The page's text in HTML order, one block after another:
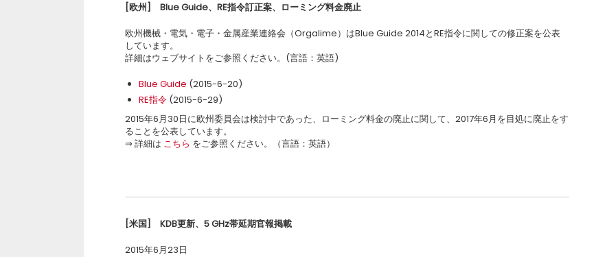
[欧州] Blue Guide、 RE指令訂正案、ローミング料金廃止
欧州機械・電気・電子・金属産業連絡会（Orgalime）はBlue Guide 2014とRE指令に関しての修正案を公表
しています。
詳細はウェブサイトをご参照ください。(言語：英語)
Blue Guide (2015-6-20)
RE指令 (2015-6-29)
2015年6月30日に欧州委員会は検討中であった、ローミング料金の廃止に関して、2017年6月を目処に廃止をす
ることを公表しています。
⇒ 詳細は こちら をご参照ください。（言語：英語）
[米国] KDB更新、 5 GHz帯延期官報掲載
2015年6月23日